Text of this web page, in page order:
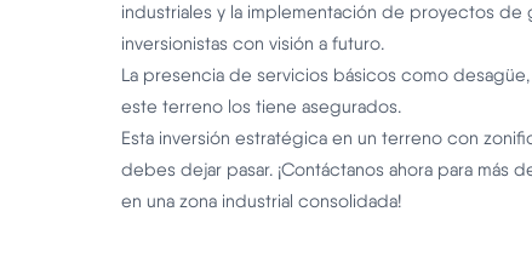
industriales y la implementación de proyectos de
inversionistas con visión a futuro.
La presencia de servicios básicos como
este terreno los tiene asegurados.
Esta inversión estratégica en un terreno con
debes dejar pasar. ¡Contáctanos ahora para más
en una zona industrial consolidada!